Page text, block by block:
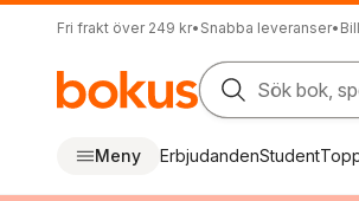
Fri frakt över 249 kr• Snabba leveranser•
Sök bok,
Meny ErbjudandenStudent